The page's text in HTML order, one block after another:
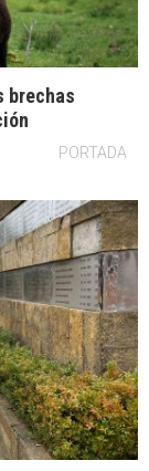
brechas
PORTADA